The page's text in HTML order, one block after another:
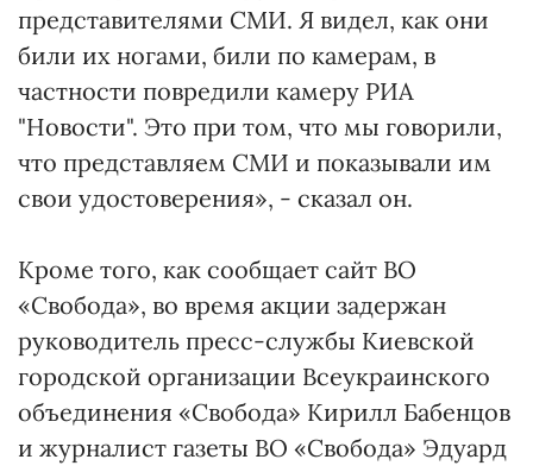
представителями СМИ. Я видел, как они
били их ногами, били по камерам, в
частности повредили камеру РИА
"Новости". Это при том, что мы говорили,
что представляем СМИ и показывали им
свои удостоверения», - сказал он.
Кроме того, как сообщает сайт ВО
«Свобода», во время акции задержан
руководитель пресс-службы Киевской
городской организации Всеукраинского
объединения «Свобода» Кирилл Бабенцов
и журналист газеты ВО «Свобода» Эдуард